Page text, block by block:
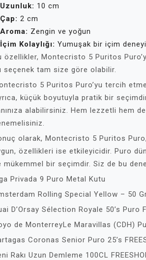
Uzunluk: 10 cm
Çap: 2 cm
Aroma: Zengin ve yoğun
İçim Kolaylığı: Yumuşak bir içim
özellikler, Montecristo 5 Puritos
seçenek tam size göre olabilir.
5 Puritos Puro’yu tercih
küçük boyutuyla pratik bir
alabilirsiniz. Hem lezzetli hem
olarak, Montecristo 5 Puritos
özellikleri ise etkileyicidir. Puro
mükemmel bir seçimdir. Siz de bu
Privada 9 Puro Metal Kutu
Rolling Special Yellow – 50
D’Orsay Sélection Royale 50’s Puro
de MonterreyLe Maravillas (CDH)
Coronas Senior Puro 25’s
Rakı Uzun Demleme 100CL